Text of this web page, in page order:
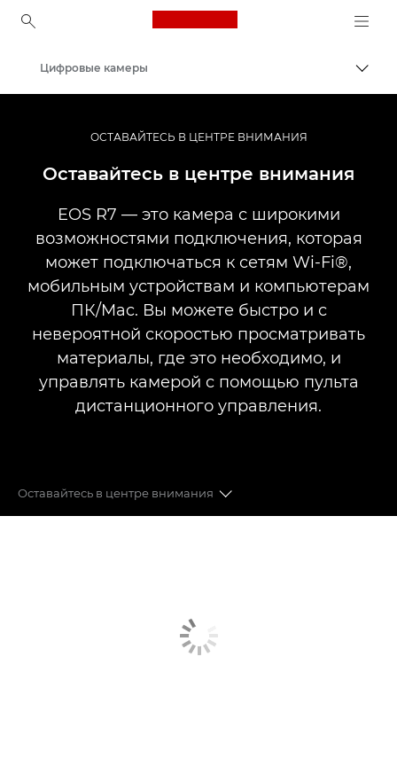
Canon Logo, back to
Цифровые камеры
ОСТАВАЙТЕСЬ В ЦЕНТРЕ ВНИМАНИЯ
Оставайтесь в центре внимания
EOS R7 — это камера с широкими
возможностями подключения, которая
может подключаться к сетям Wi-Fi®,
мобильным устройствам и компьютерам
ПК/Mac. Вы можете быстро и с
невероятной скоростью просматривать
материалы, где это необходимо, и
управлять камерой с помощью пульта
дистанционного управления.
Оставайтесь в центре внимания